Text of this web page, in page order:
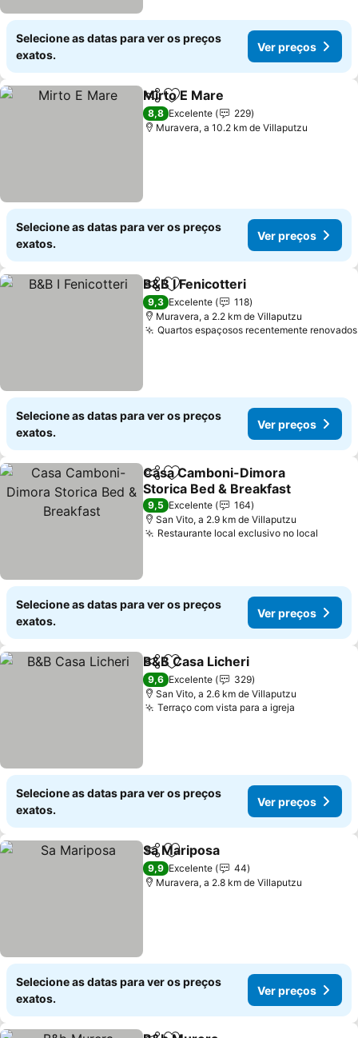
Selecione as datas para ver os preços
exatos.
Ver preços
PartilharAdicionar aos favoritos
Mirto E Mare
8,8 Excelente
229
Muravera, a 10.2 km de Villaputzu
Selecione as datas para ver os preços
exatos.
Ver preços
PartilharAdicionar aos favoritos
B&B I Fenicotteri
9,3 Excelente
118
Muravera, a 2.2 km de Villaputzu
Quartos espaçosos recentemente renovados
Selecione as datas para ver os preços
exatos.
Ver preços
PartilharAdicionar aos favoritos
Casa Camboni-Dimora
Storica Bed & Breakfast
Ver preços
9,5 Excelente
164
San Vito, a 2.9 km de Villaputzu
Restaurante local exclusivo no local
Selecione as datas para ver os preços
exatos.
Ver preços
PartilharAdicionar aos favoritos
B&B Casa Licheri
9,6 Excelente
329
San Vito, a 2.6 km de Villaputzu
Terraço com vista para a igreja
Selecione as datas para ver os preços
exatos.
Ver preços
PartilharAdicionar aos favoritos
Sa Mariposa
9,9 Excelente
44
Muravera, a 2.8 km de Villaputzu
Selecione as datas para ver os preços
exatos.
Ver preços